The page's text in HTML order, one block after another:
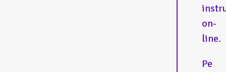
on-
line.
Pe